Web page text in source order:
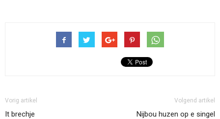
Vorig artikel
It brechje
Volgend artikel
Nijbou huzen op e singel